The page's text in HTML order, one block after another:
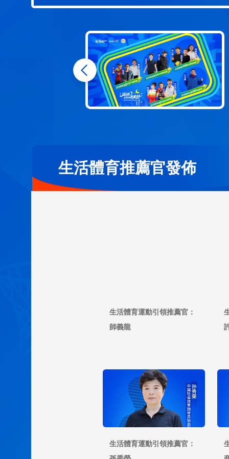
生活體育推薦官發佈
生活體育運動引領推薦官：
師義龍
生活體育運動引領推薦官：